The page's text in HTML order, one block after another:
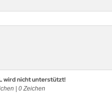
wird nicht unterstützt!
| 0 Zeichen